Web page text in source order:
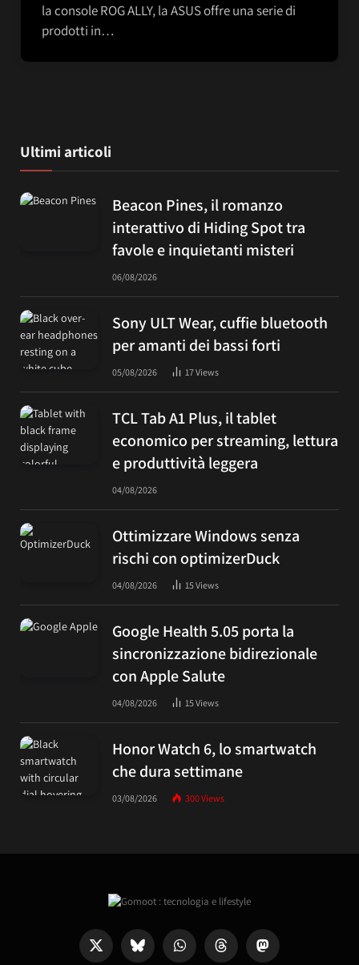
la console ROG ALLY, la ASUS offre una serie di
prodotti in…
Ultimi articoli
Beacon Pines, il romanzo
interattivo di Hiding Spot tra
favole e inquietanti misteri
06/08/2026
Sony ULT Wear, cuffie bluetooth
per amanti dei bassi forti
05/08/2026 17Views
TCL Tab A1 Plus, il tablet
economico per streaming, lettura
e produttività leggera
04/08/2026
Ottimizzare Windows senza
rischi con optimizerDuck
04/08/2026 15Views
Google Health 5.05 porta la
sincronizzazione bidirezionale
con Apple Salute
04/08/2026 15Views
Honor Watch 6, lo smartwatch
che dura settimane
03/08/2026 300Views
X
Bluesky WhatsAppThreads Mastodon